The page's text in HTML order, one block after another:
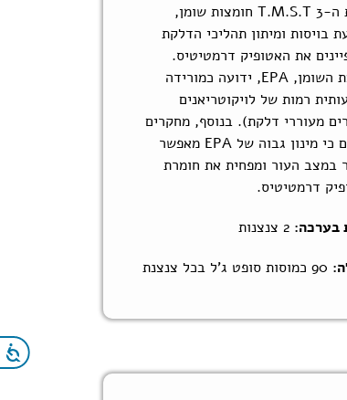
ה-T.M.S.T 3חומצות שומן,
בויסות ומיתון תהליכי הדלקת
את האטופיק דרמטיטיס.
חומצת השומן, EPA, ידועה כמורידה
רמות של לויקוטריאנים
מעוררי דלקת). בנוסף, מחקרים
מראים כי מינון גבוה של EPA מאפשר
במצב העור ומפחית את חומרת
דרמטיטיס.
בערכה: